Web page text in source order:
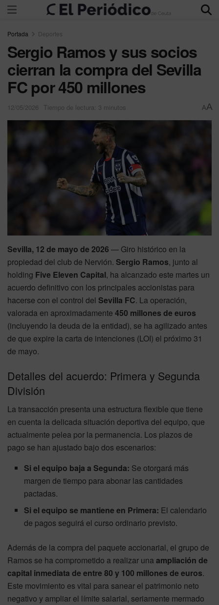
Portada Deportes
Sergio Ramos y sus socios
cierran la compra del Sevilla
FC por 450 millones
12/05/2026 Tiempo de lectura: 3 minutos AA
Sevilla, 12 de mayo de 2026 — Giro histórico en la
propiedad del club de Nervión. Sergio Ramos, junto al
holding Five Eleven Capital, ha alcanzado este martes un
acuerdo definitivo con los principales accionistas para
hacerse con el control del Sevilla FC. La operación,
valorada en aproximadamente 450 millones de euros
(incluyendo la deuda de la entidad), se ha agilizado antes
de que expire la carta de intenciones (LOI) el próximo 31
de mayo.
Detalles del acuerdo: Primera y Segunda
División
La transacción presenta una estructura flexible que tiene
en cuenta la delicada situación deportiva del equipo, que
actualmente pelea por la permanencia. Los plazos de
pago se han ajustado bajo dos escenarios:
Si el equipo baja a Segunda: Se otorgará más
margen de tiempo para abonar las cantidades
pactadas.
Si el equipo se mantiene en Primera: El calendario
de pagos seguirá el curso ordinario previsto.
Además de la compra del paquete accionarial, el grupo de
Ramos se ha comprometido a realizar unaampliación de
capital inmediata de entre 80 y 100 millones de euros.
Este movimiento es vital para sanear el patrimonio neto
negativo y ampliar el límite salarial, seriamente mermado